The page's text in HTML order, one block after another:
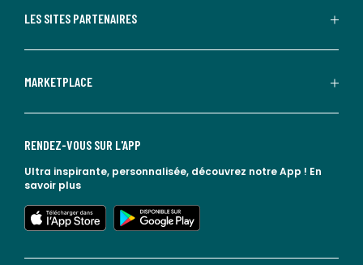
LES SITES PARTENAIRES
MARKETPLACE
RENDEZ-VOUS SUR L'APP
Ultra inspirante, personnalisée, découvrez notre App ! En
savoir plus
lien vers l'app store
lien vers google play